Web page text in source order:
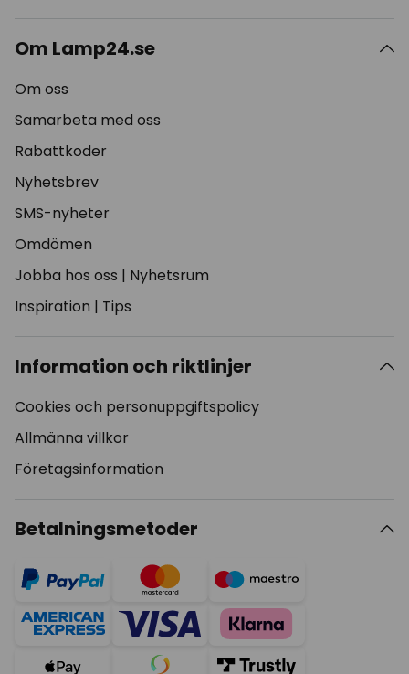
Om Lamp24.se
Om oss
Samarbeta med oss
Rabattkoder
Nyhetsbrev
SMS-nyheter
Omdömen
Jobba hos oss | Nyhetsrum
Inspiration | Tips
Information och riktlinjer
Cookies och personuppgiftspolicy
Allmänna villkor
Företagsinformation
Betalningsmetoder